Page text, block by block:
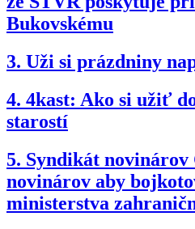
Bukovskému
3. Uži si prázdniny
4. 4kast: Ako si užiť
starostí
5. Syndikát novinárov
novinárov aby
ministerstva